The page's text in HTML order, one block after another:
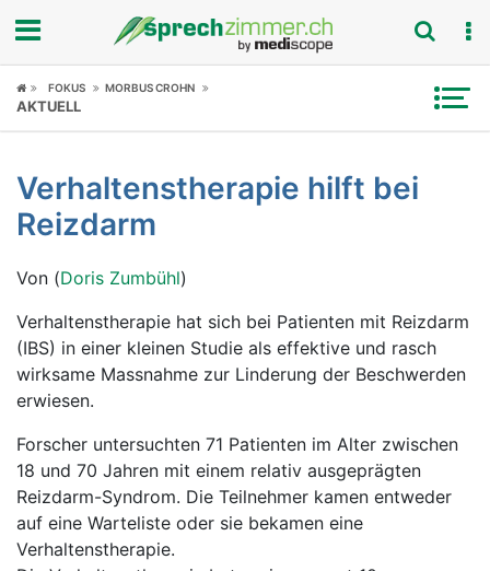
Fokus
Symptome
Ratgeber
Rubriken
FOKUS MORBUS CROHN
AKTUELL
Verhaltenstherapie hilft bei
Reizdarm
Von (Doris Zumbühl)
Verhaltenstherapie hat sich bei Patienten mit Reizdarm
(IBS) in einer kleinen Studie als effektive und rasch
wirksame Massnahme zur Linderung der Beschwerden
erwiesen.
Forscher untersuchten 71 Patienten im Alter zwischen
18 und 70 Jahren mit einem relativ ausgeprägten
Reizdarm-Syndrom. Die Teilnehmer kamen entweder
auf eine Warteliste oder sie bekamen eine
Verhaltenstherapie.